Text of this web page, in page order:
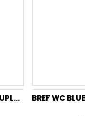
BREF WC BLUE ACTIV APARATO (BOLAS) DUPLO EUCALIPTO